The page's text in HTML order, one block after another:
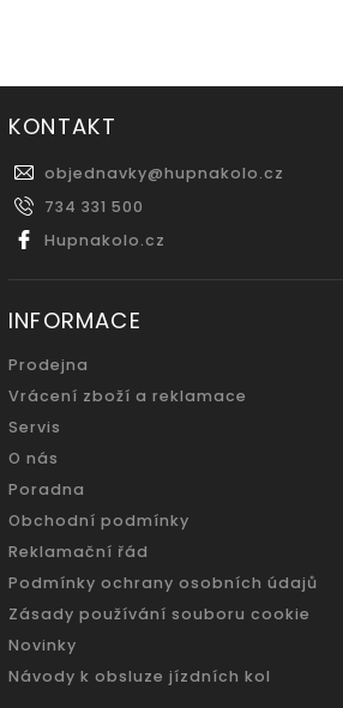
KONTAKT
objednavky@hupnakolo.cz
734 331 500
Hupnakolo.cz
INFORMACE
Prodejna
Vrácení zboží a reklamace
Servis
O nás
Poradna
Obchodní podmínky
Reklamační řád
Podmínky ochrany osobních údajů
Zásady používání souboru cookie
Novinky
Návody k obsluze jízdních kol